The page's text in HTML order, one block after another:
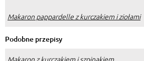
Makaron pappardelle z kurczakiem i ziołami
Podobne przepisy